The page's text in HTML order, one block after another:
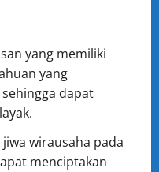
yang memiliki
yang
dapat
wirausaha pada
menciptakan